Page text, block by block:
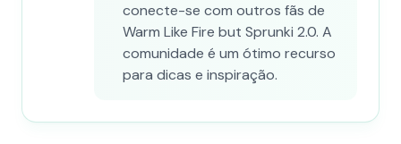
conecte-se com outros fãs de
Warm Like Fire but Sprunki 2.0. A
comunidade é um ótimo recurso
para dicas e inspiração.